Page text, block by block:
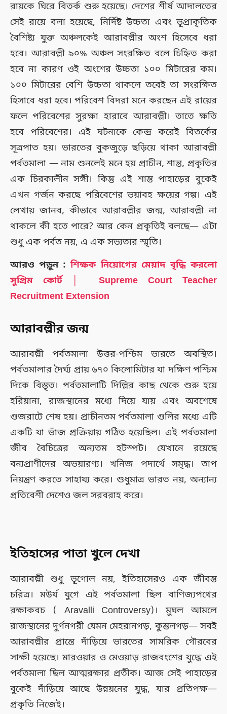
রায়কে ঘিরে বিতর্ক শুরু হয়েছে। দেশের শীর্ষ আদালতের
সেই রায়ে বলা হয়েছে, নির্দিষ্ট উচ্চতা এবং ভূপ্রাকৃতিক
বৈশিষ্ট্য যুক্ত অঞ্চলকেই আরাবল্লীর অংশ হিসেবে ধরা
হবে। আরাবল্লী ৯০% অঞ্চল সংরক্ষিত বলে চিহ্নিত করা
হবে না কারণ ওই অংশের উচ্চতা ১০০ মিটারের কম।
১০০ মিটারের বেশি উচ্চতা থাকলে তবেই তা সংরক্ষিত
হিসাবে ধরা হবে। পরিবেশ বিদরা মনে করছেন এই রায়ের
ফলে পরিবেশের সুরক্ষা হারাবে আরাবল্লী। তাতে ক্ষতি
হবে পরিবেশের। এই ঘটনাকে কেন্দ্র করেই বিতর্কের
সূত্রপাত হয়। ভারতের বুকজুড়ে ছড়িয়ে থাকা আরাবল্লী
পর্বতমালা — নাম শুনলেই মনে হয় প্রাচীন, শান্ত, প্রকৃতির
এক চিরকালীন সঙ্গী। কিন্তু এই শান্ত পাহাড়ের বুকেই
এখন গর্জন করছে পরিবেশের ভয়াবহ ক্ষয়ের গল্প। এই
লেখায় জানব, কীভাবে আরাবল্লীর জন্ম, আরাবল্লী না
থাকলে কী হতে পারে? আর কেন প্রকৃতিই বলছে— এটা
শুধু এক পর্বত নয়, এ এক সভ্যতার স্মৃতি।
আরও পড়ুন :শিক্ষক নিয়োগের মেয়াদ বৃদ্ধি করলো
সুপ্রিম কোর্ট │ Supreme Court Teacher
Recruitment Extension
আরাবল্লীর জন্ম
আরাবল্লী পর্বতমালা উত্তর-পশ্চিম ভারতে অবস্থিত।
পর্বতমালার দৈর্ঘ্য প্রায় ৬৭০ কিলোমিটার যা দক্ষিণ পশ্চিম
দিকে বিস্তৃত। পর্বতমালাটি দিল্লির কাছ থেকে শুরু হয়ে
হরিয়ানা, রাজস্থানের মধ্যে দিয়ে যায় এবং অবশেষে
গুজরাটে শেষ হয়। প্রাচীনতম পর্বতমালা গুলির মধ্যে এটি
একটি যা ভাঁজ প্রক্রিয়ায় গঠিত হয়েছিল। এই পর্বতমালা
জীব বৈচিত্রের অন্যতম হটস্পট। যেখানে রয়েছে
বন্যপ্রাণীদের অভয়ারণ্য। খনিজ পদার্থে সমৃদ্ধ। তাপ
নিয়ন্ত্রণ করতে সাহায্য করে। শুধুমাত্র ভারত নয়, অন্যান্য
প্রতিবেশী দেশেও জল সরবরাহ করে।
ইতিহাসের পাতা খুলে দেখা
আরাবল্লী শুধু ভূগোল নয়, ইতিহাসেরও এক জীবন্ত
চরিত্র। মউর্য যুগে এই পর্বতমালা ছিল বাণিজ্যপথের
রক্ষাকবচ ( Aravalli Controversy)। মুঘল আমলে
রাজস্থানের দুর্গনগরী যেমন মেহরানগড়, কুম্ভলগড়— সবই
আরাবল্লীর প্রান্তে দাঁড়িয়ে ভারতের সামরিক গৌরবের
সাক্ষী হয়েছে। মারওয়ার ও মেওয়াড় রাজবংশের যুদ্ধে এই
পর্বতমালা ছিল আত্মরক্ষার প্রতীক। আজ সেই পাহাড়ের
বুকেই দাঁড়িয়ে আছে উন্নয়নের যুদ্ধ, যার প্রতিপক্ষ—
প্রকৃতি নিজেই।